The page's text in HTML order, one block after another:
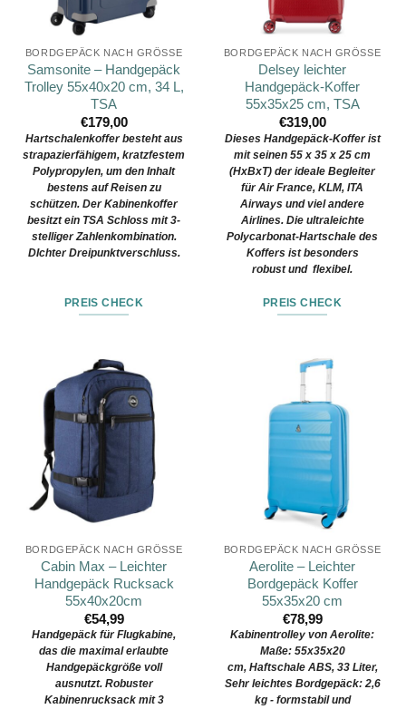
BORDGEPÄCK NACH GRÖSSE
Samsonite – Handgepäck
Trolley 55x40x20 cm, 34 L,
TSA
€179,00
Hartschalenkoffer besteht aus
strapazierfähigem, kratzfestem
Polypropylen, um den Inhalt
bestens auf Reisen zu
schützen. Der Kabinenkoffer
besitzt ein TSA Schloss mit 3-
stelliger Zahlenkombination.
DIchter Dreipunktverschluss.
PREIS CHECK
BORDGEPÄCK NACH GRÖSSE
Delsey leichter
Handgepäck-Koffer
55x35x25 cm, TSA
€319,00
Dieses Handgepäck-Koffer ist
mit seinen 55 x 35 x 25 cm
(HxBxT) der ideale Begleiter
für Air France, KLM, ITA
Airways und viel andere
Airlines. Die ultraleichte
Polycarbonat-Hartschale des
Koffers ist besonders
robust und flexibel.
PREIS CHECK
BORDGEPÄCK NACH GRÖSSE
Cabin Max – Leichter
Handgepäck Rucksack
55x40x20cm
€54,99
Handgepäck für Flugkabine,
das die maximal erlaubte
Handgepäckgröße voll
ausnutzt. Robuster
Kabinenrucksack mit 3
BORDGEPÄCK NACH GRÖSSE
Aerolite – Leichter
Bordgepäck Koffer
55x35x20 cm
€78,99
Kabinentrolley von Aerolite:
Maße: 55x35x20
cm, Haftschale ABS, 33 Liter,
Sehr leichtes Bordgepäck: 2,6
kg - formstabil und